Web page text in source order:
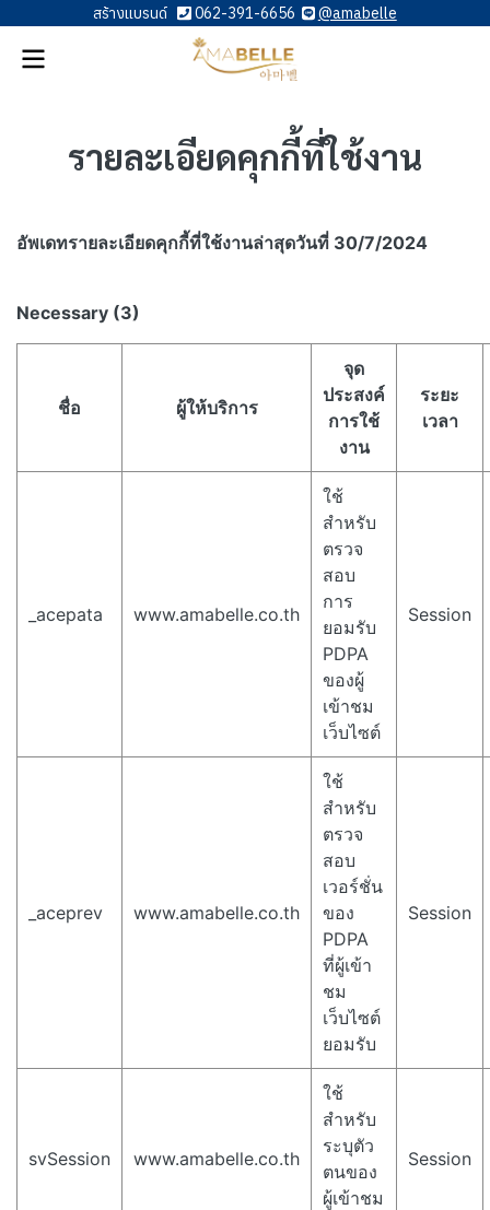
สร้างแบรนด์ 062-391-6656 @amabelle
รายละเอียดคุกกี้ที่ใช้งาน​
อัพเดทรายละเอียดคุกกี้ที่ใช้งาน​ล่าสุดวันที่ 30/7/2024
Necessary (3)
ชื่อ ผู้ให้บริการ
จุด
ประสงค์
การใช้
งาน
ระยะ
เวลา
_acepata www.amabelle.co.th
ใช้
สำหรับ
ตรวจ
สอบ
การ
ยอมรับ
PDPA
ของผู้
เข้าชม
เว็บไซต์
Session
_aceprev www.amabelle.co.th
ใช้
สำหรับ
ตรวจ
สอบ
เวอร์ชั่น
ของ
PDPA
ที่ผู้เข้า
ชม
เว็บไซต์
ยอมรับ
Session
svSession www.amabelle.co.th
ใช้
สำหรับ
ระบุตัว
ตนของ
ผู้เข้าชม
Session